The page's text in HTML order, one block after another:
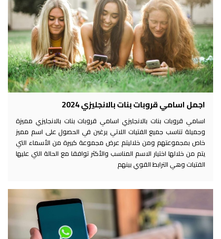
اجمل اسامي قروبات بنات بالانجليزي 2024
اسامي قروبات بنات بالانجليزي اسامي قروبات بنات بالانجليزي مميزة
وجميلة تناسب جميع الفتيات اللاتي يرغبن في الحصول على اسم مميز
خاص بمجموعتهم ومن خلاليتم عرض مجموعة كبيرة من الأسماء التي
يتم من خلالها اختيار الاسم المناسب والأكثر توافقا مع الحالة التي عليها
الفتيات وهي الترابط القوي بينهم